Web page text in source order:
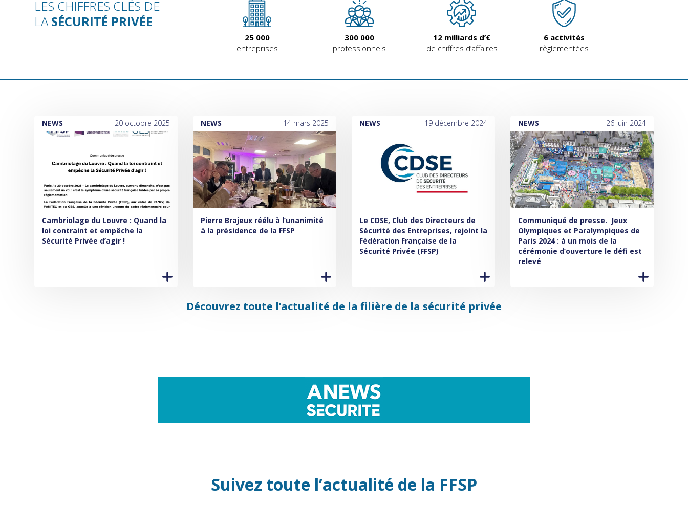
LES CHIFFRES CLÉS DE
LASÉCURITÉ PRIVÉE
25 000
entreprises
300 000
professionnels
12 milliards d’€
de chiffres d’affaires
6 activités
règlementées
NEWS 20 octobre 2025
Cambriolage du Louvre : Quand la
loi contraint et empêche la
Sécurité Privée d’agir !
NEWS 14 mars 2025
Pierre Brajeux réélu à l’unanimité
à la présidence de la FFSP
NEWS 19 décembre 2024
Le CDSE, Club des Directeurs de
Sécurité des Entreprises, rejoint la
Fédération Française de la
Sécurité Privée (FFSP)
NEWS 26 juin 2024
Communiqué de presse. Jeux
Olympiques et Paralympiques de
Paris 2024 : à un mois de la
cérémonie d’ouverture le défi est
relevé
Découvrez toute l’actualité de la filière de la sécurité privée
Suivez toute l’actualité de la FFSP